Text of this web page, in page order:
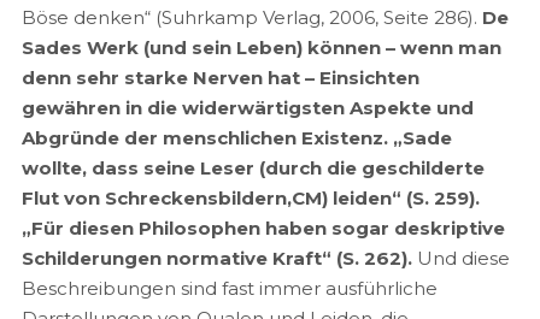
Böse denken“ (Suhrkamp Verlag, 2006, Seite 286). De
Sades Werk (und sein Leben) können – wenn man
denn sehr starke Nerven hat – Einsichten
gewähren in die widerwärtigsten Aspekte und
Abgründe der menschlichen Existenz. „Sade
wollte, dass seine Leser (durch die geschilderte
Flut von Schreckensbildern,CM) leiden“ (S. 259).
„Für diesen Philosophen haben sogar deskriptive
Schilderungen normative Kraft“ (S. 262).Und diese
Beschreibungen sind fast immer ausführliche